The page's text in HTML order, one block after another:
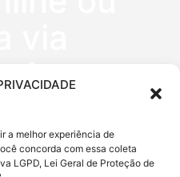
a melhor experiência de
concorda com essa coleta
LGPD, Lei Geral de Proteção de
6620